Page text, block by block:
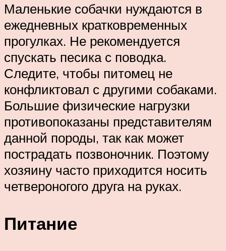
Маленькие собачки нуждаются в
ежедневных кратковременных
прогулках. Не рекомендуется
спускать песика с поводка.
Следите, чтобы питомец не
конфликтовал с другими собаками.
Большие физические нагрузки
противопоказаны представителям
данной породы, так как может
пострадать позвоночник. Поэтому
хозяину часто приходится носить
четвероногого друга на руках.
Питание